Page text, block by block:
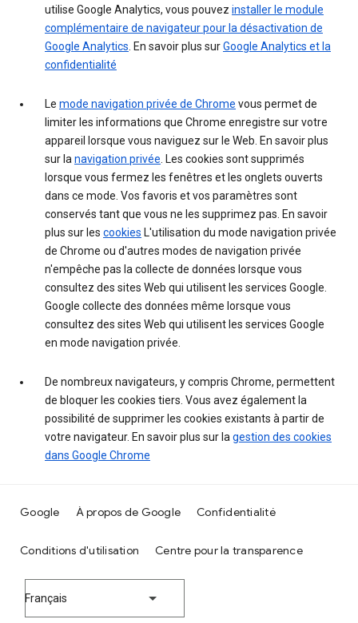
utilise Google Analytics, vous pouvez installer le module
complémentaire de navigateur pour la désactivation de
Google Analytics. En savoir plus surGoogle Analytics et la
confidentialité
Le mode navigation privée de Chrome vous permet de
limiter les informations que Chrome enregistre sur votre
appareil lorsque vous naviguez sur le Web. En savoir plus
sur lanavigation privée. Les cookies sont supprimés
lorsque vous fermez les fenêtres et les onglets ouverts
dans ce mode. Vos favoris et vos paramètres sont
conservés tant que vous ne les supprimez pas. En savoir
plus sur les cookies L'utilisation du mode navigation privée
de Chrome ou d'autres modes de navigation privée
n'empêche pas la collecte de données lorsque vous
consultez des sites Web qui utilisent les services Google.
Google collecte des données même lorsque vous
consultez des sites Web qui utilisent les services Google
en mode navigation privée.
De nombreux navigateurs, y compris Chrome, permettent
de bloquer les cookies tiers. Vous avez également la
possibilité de supprimer les cookies existants à partir de
votre navigateur. En savoir plus sur lagestion des cookies
dans Google Chrome
Google À propos de Google Confidentialité
Conditions d'utilisation Centre pour la transparence
Français